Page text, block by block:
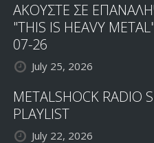
ΑΚΟΥΣΤΕ ΣΕ
"THIS IS HEAVY
07-26
July 25, 2026
METALSHOCK RADIO
PLAYLIST
July 22, 2026